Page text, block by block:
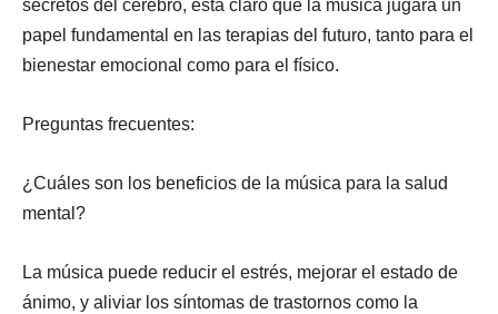
secretos del cerebro, está claro que la música jugará un
papel fundamental en las terapias del futuro, tanto para el
bienestar emocional como para el físico.
Preguntas frecuentes:
¿Cuáles son los beneficios de la música para la salud
mental?
La música puede reducir el estrés, mejorar el estado de
ánimo, y aliviar los síntomas de trastornos como la